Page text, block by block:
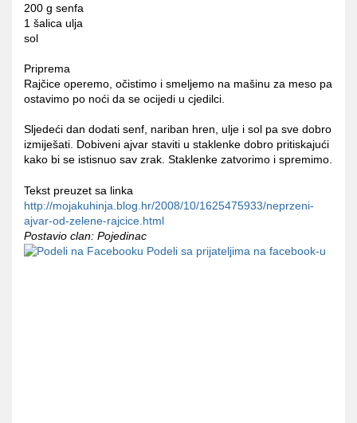
200 g senfa
1 šalica ulja
sol
Priprema
Rajčice operemo, očistimo i smeljemo na mašinu za meso pa
ostavimo po noći da se ocijedi u cjedilci.
Sljedeći dan dodati senf, nariban hren, ulje i sol pa sve dobro
izmiješati. Dobiveni ajvar staviti u staklenke dobro pritiskajući
kako bi se istisnuo sav zrak. Staklenke zatvorimo i spremimo.
Tekst preuzet sa linka
http://mojakuhinja.blog.hr/2008/10/1625475933/neprzeni-
ajvar-od-zelene-rajcice.html
Postavio clan: Pojedinac
Podeli sa prijateljima na facebook-u